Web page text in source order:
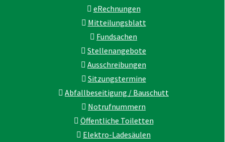
eRechnungen
Mitteilungsblatt
Fundsachen
Stellenangebote
Ausschreibungen
Sitzungstermine
Abfallbeseitigung / Bauschutt
Notrufnummern
Öffentliche Toiletten
Elektro-Ladesäulen